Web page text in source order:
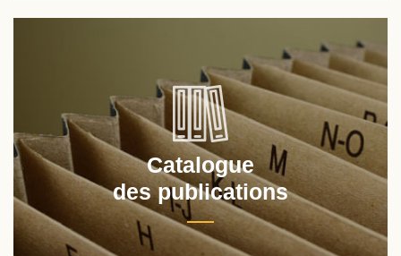
Catalogue
des publications